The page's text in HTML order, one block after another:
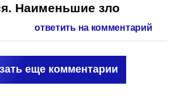
Наименьшие зло
ответить на комментарий
еще комментарии